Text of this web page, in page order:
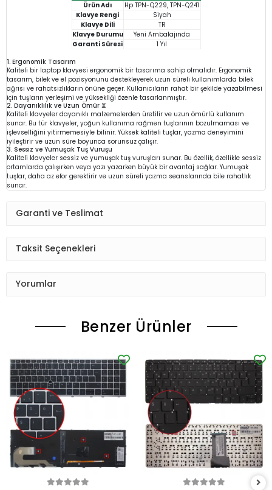
Ürün Adı
Hp TPN-Q229, TPN-Q241
Klavye Rengi
Siyah
Klavye Dili
TR
Klavye Durumu
Yeni Ambalajında
Garanti Süresi
1 Yıl
1. Ergonomik Tasarım
Kaliteli bir laptop klavyesi ergonomik bir tasarıma sahip olmalıdır. Ergonomik
tasarım, bilek ve el pozisyonunu destekleyerek uzun süreli kullanımlarda bilek
ağrısı ve rahatsızlıkların önüne geçer. Kullanıcıların rahat bir şekilde yazabilmesi
için tuşların yerleşimi ve yüksekliği özenle tasarlanmıştır.
2. Dayanıklılık ve Uzun Ömür ⏳
Kaliteli klavyeler dayanıklı malzemelerden üretilir ve uzun ömürlü kullanım
sunar. Bu tür klavyeler, yoğun kullanıma rağmen tuşlarının bozulmaması ve
işlevselliğini yitirmemesiyle bilinir. Yüksek kaliteli tuşlar, yazma deneyimini
iyileştirir ve uzun süre boyunca sorunsuz çalışır.
3. Sessiz ve Yumuşak Tuş Vuruşu
Kaliteli klavyeler sessiz ve yumuşak tuş vuruşları sunar. Bu özellik, özellikle sessiz
ortamlarda çalışırken veya yazı yazarken büyük bir avantaj sağlar. Yumuşak
tuşlar, daha az efor gerektirir ve uzun süreli yazma seanslarında bile rahatlık
sunar.
Garanti ve Teslimat
Taksit Seçenekleri
Yorumlar
Benzer Ürünler